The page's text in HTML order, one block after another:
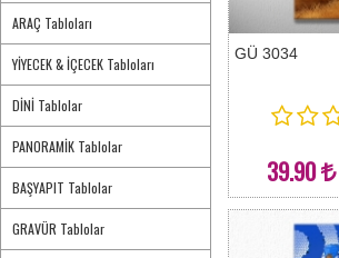
ARAÇ Tabloları
YİYECEK & İÇECEK Tabloları
DİNİ Tablolar
PANORAMİK Tablolar
BAŞYAPIT Tablolar
GRAVÜR Tablolar
GÜ 3034
39.90